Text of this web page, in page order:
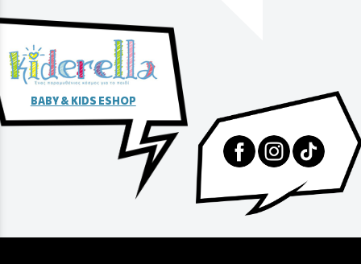
BABY & KIDS ESHOP